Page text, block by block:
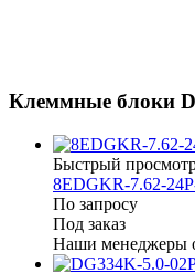
Клеммные блоки
Быстрый
8EDGKR-7.62-
По запросу
Под заказ
Наши менеджеры